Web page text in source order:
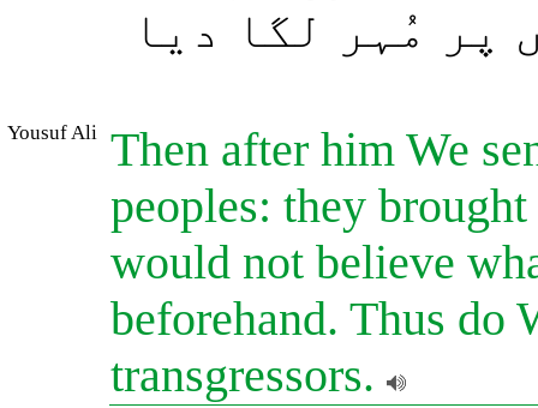
پر مُہر لگا دیا
Yousuf Ali Then after him We
peoples: they
would not believe
beforehand. Thus do
transgressors.